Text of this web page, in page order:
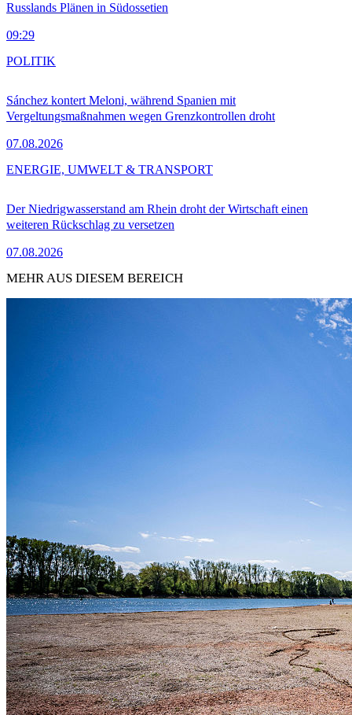
Russlands Plänen in Südossetien
09:29
Sánchez kontert Meloni, während Spanien mit
Vergeltungsmaßnahmen wegen Grenzkontrollen droht
07.08.2026
POLITIK
Der Niedrigwasserstand am Rhein droht der Wirtschaft einen
weiteren Rückschlag zu versetzen
07.08.2026
ENERGIE, UMWELT & TRANSPORT
MEHR AUS DIESEM BEREICH